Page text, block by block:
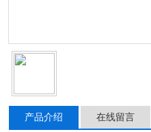
产品介绍 在线留言